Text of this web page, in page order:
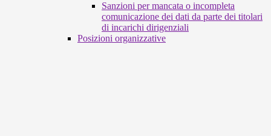
Sanzioni per mancata o incompleta
comunicazione dei dati da parte dei titolari
di incarichi dirigenziali
Posizioni organizzative